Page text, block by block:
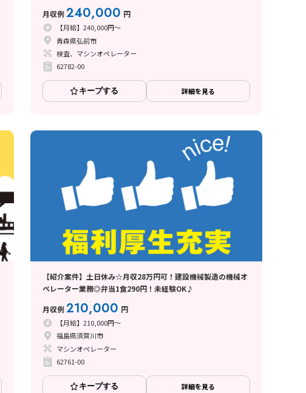
月収例240,000 円
【月給】240,000円～
青森県弘前市
検査、マシンオペレーター
62782-00
キープする 詳細を見る
【紹介案件】土日休み☆月収28万円可！建設機械製造の機械オ
ペレーター業務◎弁当1食290円！未経験OK♪
月収例210,000 円
【月給】210,000円～
福島県須賀川市
マシンオペレーター
62761-00
キープする 詳細を見る